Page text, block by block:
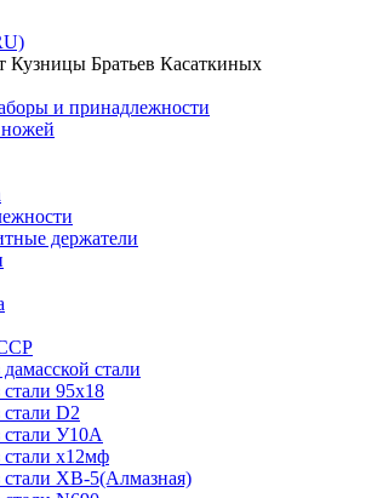
Кузницы Братьев Касаткиных
и принадлежности
держатели
стали
95х18
D2
У10А
х12мф
ХВ-5(Алмазная)